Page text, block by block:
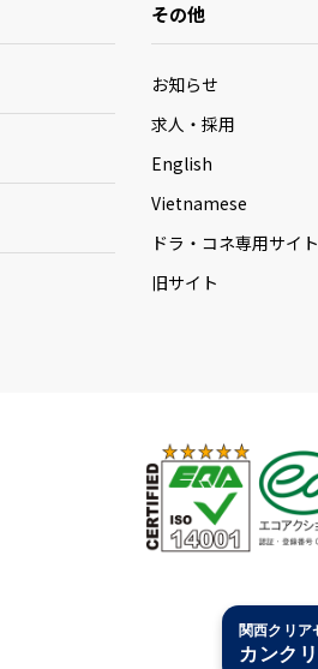
その他
お知らせ
求人・採用
English
Vietnamese
ドラ・コネ専用サイト
旧サイト